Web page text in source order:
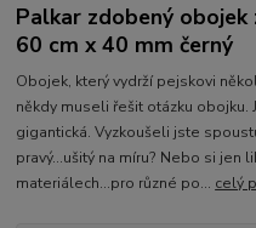
Palkar zdobený obojek
60 cm x 40 mm černý
Obojek, který vydrží pejskovi
někdy museli řešit otázku obojku.
gigantická. Vyzkoušeli jste
pravý...ušitý na míru? Nebo si jen
materiálech...pro různé po... celý